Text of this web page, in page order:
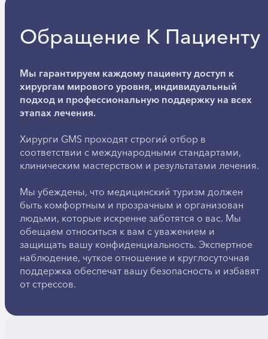
Обращение К Пациенту
Мы гарантируем каждому пациенту доступ к
хирургам мирового уровня, индивидуальный
подход и профессиональную поддержку на всех
этапах лечения.
Хирурги GMS проходят строгий отбор в
соответствии с международными стандартами,
клиническим мастерством и результатами лечения.
Мы убеждены, что медицинский туризм должен
быть комфортным и прозрачным и организован
людьми, которые искренне заботятся о вас. Мы
обещаем относиться к вам с уважением и
защищать вашу конфиденциальность. Экспертное
наблюдение, чуткое отношение и круглосуточная
поддержка обеспечат вашу безопасность и избавят
от стрессов.